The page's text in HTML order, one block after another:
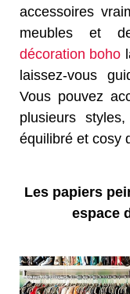
accessoires
meubles et
décoration boho
laissez-vous
Vous pouvez
plusieurs
équilibré et cosy
Les papiers
espace